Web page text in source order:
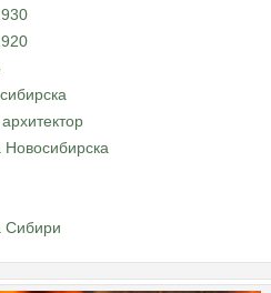
Новосибирска
Сибири